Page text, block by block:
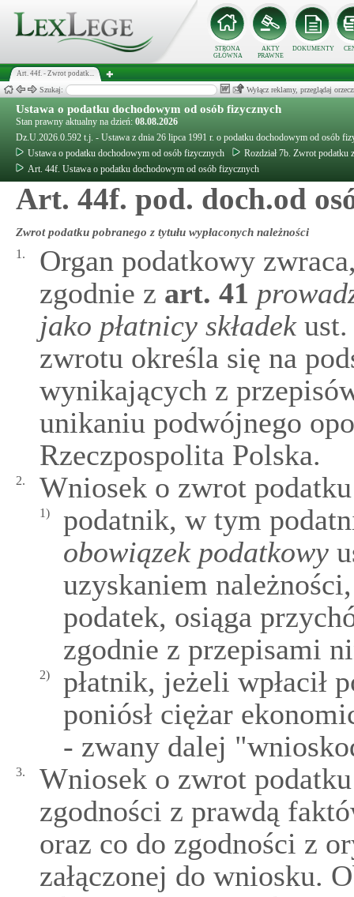
STRONA
GŁÓWNA
AKTY
PRAWNE
DOKUMENTY
Art. 44f. - Zwrot podatk...
Szukaj: Wyłącz reklamy, przeglądaj
Ustawa o podatku dochodowym od osób fizycznych
Stan prawny aktualny na dzień: 08.08.2026
Dz.U.2026.0.592 t.j. - Ustawa z dnia 26 lipca 1991 r. o podatku dochodowym od osób
Ustawa o podatku dochodowym od osób fizycznych
Rozdział 7b. Zwrot podatku
Art. 44f. Ustawa o podatku dochodowym od osób fizycznych
Art. 44f. pod. doch.od
Zwrot podatku pobranego z tytułu wypłaconych należności
1.
Organ podatkowy
zgodnie z art. 41
jako płatnicy składekust.
zwrotu określa się na
wynikających z
unikaniu podwójnego
Rzeczpospolita Polska.
2. Wniosek o zwrot
1)
podatnik, w tym
obowiązek podatkowy
uzyskaniem
podatek, osiąga
zgodnie z przepisami
2)
płatnik, jeżeli wpłacił
poniósł ciężar
- zwany dalej
3.
Wniosek o zwrot
zgodności z prawdą
oraz co do zgodności z
załączonej do wniosku.